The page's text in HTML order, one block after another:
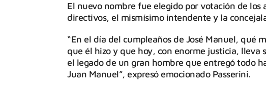
El nuevo nombre fue elegido por votación de
directivos, el mismísimo intendente y la
“En el día del cumpleaños de José Manuel, qué
que él hizo y que hoy, con enorme justicia, lleva
el legado de un gran hombre que entregó todo
Juan Manuel”, expresó emocionado Passerini.